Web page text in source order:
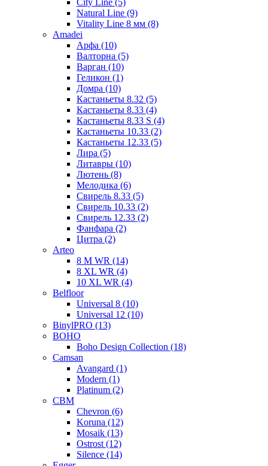
Natural Line (9)
Vitality Line 8 мм (8)
Amadei
Арфа (10)
Валторна (5)
Варган (10)
Геликон (1)
Домра (10)
Кастаньеты 8.32 (5)
Кастаньеты 8.33 (4)
Кастаньеты 8.33 S (4)
Кастаньеты 10.33 (2)
Кастаньеты 12.33 (5)
Лира (5)
Литавры (10)
Лютень (8)
Мелодика (6)
Свирель 8.33 (5)
Свирель 10.33 (2)
Свирель 12.33 (2)
Фанфара (2)
Цитра (2)
Arteo
8 M WR (14)
8 XL WR (4)
10 XL WR (4)
Belfloor
Universal 8 (10)
Universal 12 (10)
BinylPRO (13)
BOHO
Boho Design Collection (18)
Camsan
Avangard (1)
Modern (1)
Platinum (2)
CBM
Chevron (6)
Koruna (12)
Mosaik (13)
Ostrost (12)
Silence (14)